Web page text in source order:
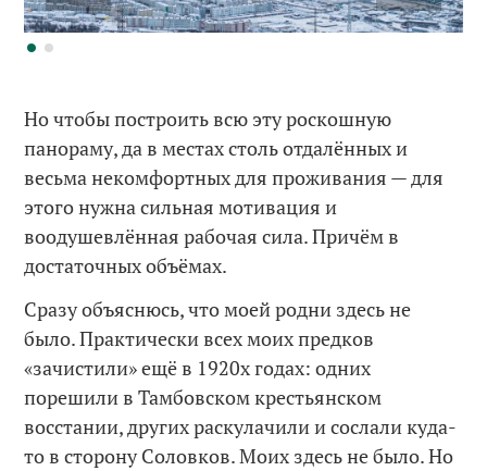
Но чтобы построить всю эту роскошную
панораму, да в местах столь отдалённых и
весьма некомфортных для проживания — для
этого нужна сильная мотивация и
воодушевлённая рабочая сила. Причём в
достаточных объёмах.
Сразу объяснюсь, что моей родни здесь не
было. Практически всех моих предков
«зачистили» ещё в 1920х годах: одних
порешили в Тамбовском крестьянском
восстании, других раскулачили и сослали куда-
то в сторону Соловков. Моих здесь не было. Но